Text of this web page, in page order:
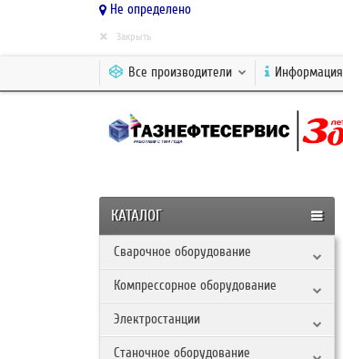
Не определено
× Закрыть
Все производители Информация
КАТАЛОГ
Сварочное оборудование
Компрессорное оборудование
Электростанции
Станочное оборудование